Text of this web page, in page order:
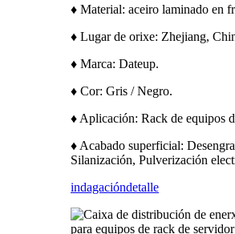
♦ Material: aceiro laminado en
♦ Lugar de orixe: Zhejiang,
♦ Marca: Dateup.
♦ Cor: Gris / Negro.
♦ Aplicación: Rack de equipos
♦ Acabado superficial:
Silanización, Pulverización
indagacióndetalle